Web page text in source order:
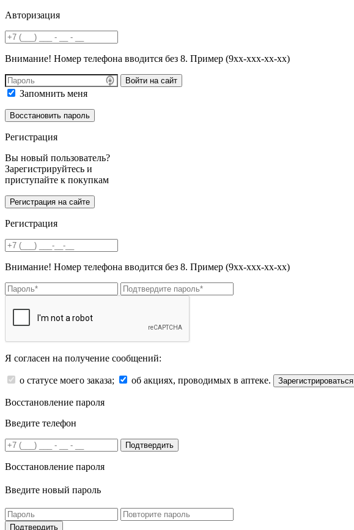
Авторизация
Внимание! Номер телефона вводится без 8. Пример (9хх-ххх-хх-хх)
Войти на сайт
Запомнить меня
Регистрация
Вы новый пользователь?
Зарегистрируйтесь и
приступайте к покупкам
Регистрация
Внимание! Номер телефона вводится без 8. Пример (9хх-ххх-хх-хх)
Я согласен на получение сообщений:
о статусе моего заказа; об акциях, проводимых в аптеке. Зарегистрироваться
Восстановление пароля
Введите телефон
Подтвердить
Восстановление пароля
Введите новый пароль